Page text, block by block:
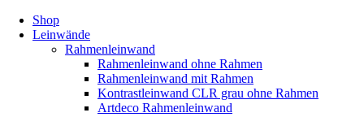
Shop
Leinwände
Rahmenleinwand
Rahmenleinwand ohne Rahmen
Rahmenleinwand mit Rahmen
Kontrastleinwand CLR grau ohne Rahmen
Artdeco Rahmenleinwand